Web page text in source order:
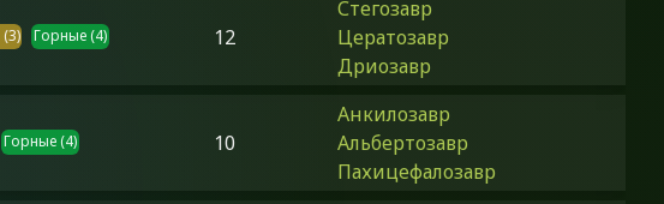
(3) Горные(4) 12
Стегозавр
Цератозавр
Дриозавр
Горные(4) 10
Анкилозавр
Альбертозавр
Пахицефалозавр